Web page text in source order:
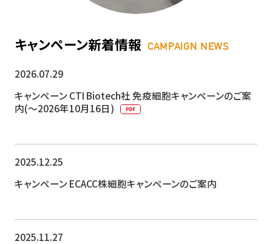
キャンペーン新着情報 CAMPAIGN NEWS
2026.07.29
キャンペーンCTI Biotech社 免疫細胞キャンペーンのご案
内(～2026年10月16日)
2025.12.25
キャンペーンECACC株細胞キャンペーンのご案内
2025.11.27